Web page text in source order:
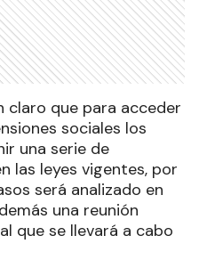
claro que para acceder
sociales los
una serie de
las leyes vigentes, por
será analizado en
una reunión
que se llevará a cabo